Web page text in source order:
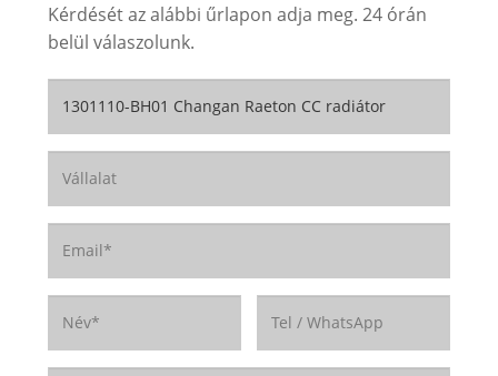
Kérdését az alábbi űrlapon adja meg. 24 órán
belül válaszolunk.